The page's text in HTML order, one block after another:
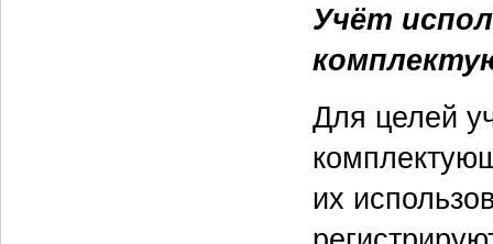
Учёт
Для целей
их